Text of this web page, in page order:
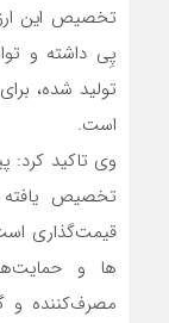
تخصیص این
تولید شده،
است.
وی تاکید کرد:
تخصیص
قیمت‌گذاری
ها و
مصرف‌کننده و